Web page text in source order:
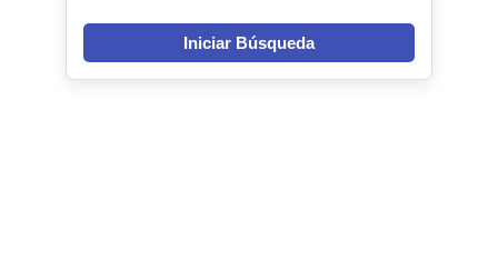
Iniciar Búsqueda